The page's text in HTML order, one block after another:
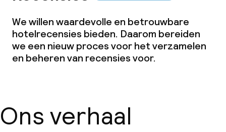
We willen waardevolle en betrouwbare
hotelrecensies bieden. Daarom bereiden
we een nieuw proces voor het verzamelen
en beheren van recensies voor.
Ons verhaal